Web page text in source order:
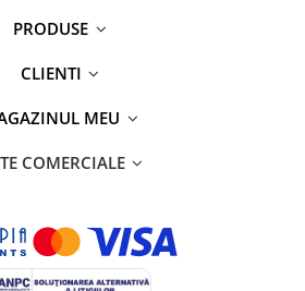
PRODUSE
CLIENTI
MEU
COMERCIALE